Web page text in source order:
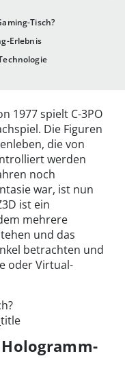
Tisch?
Erlebnis
1977 spielt C-3PO
Die Figuren
die von
werden
noch
war, ist nun
ist ein
mehrere
und das
betrachten und
oder Virtual-